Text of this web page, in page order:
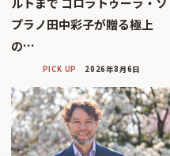
プラノ田中彩子が贈る極上
の…
PICK UP 2026年8月6日